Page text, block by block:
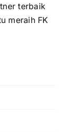
terbaik
meraih FK